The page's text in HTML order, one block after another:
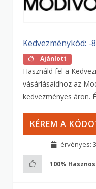
Kedvezménykód: -
Ajánlott
Használd fel a
vásárlásaidhoz az
kedvezményes áron.
KÉREM A
érvényes:
100% Hasznos